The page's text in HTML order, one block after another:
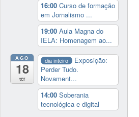
16:00Curso de formação
em Jornalismo ...
19:00Aula Magna do
IELA: Homenagem ao...
AGO
18
ter
dia inteiro
Exposição:
Perder Tudo.
Novament...
14:00Soberania
tecnológica e digital